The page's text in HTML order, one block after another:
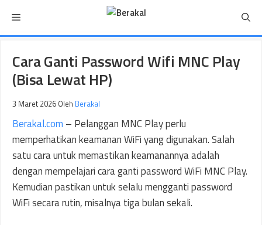
isi
Menu
Cara Ganti Password Wifi MNC Play
(Bisa Lewat HP)
3 Maret 2026 Oleh Berakal
Berakal.com – Pelanggan MNC Play perlu
memperhatikan keamanan WiFi yang digunakan. Salah
satu cara untuk memastikan keamanannya adalah
dengan mempelajari cara ganti password WiFi MNC Play.
Kemudian pastikan untuk selalu mengganti password
WiFi secara rutin, misalnya tiga bulan sekali.